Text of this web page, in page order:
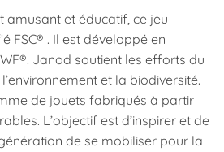
amusant et éducatif, ce jeu
FSC® . Il est développé en
Janod soutient les efforts du
et la biodiversité.
de jouets fabriqués à partir
L’objectif est d’inspirer et de
de se mobiliser pour la